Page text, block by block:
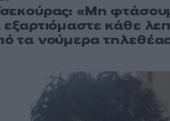
«Μη
κάθε
τα νούμερα